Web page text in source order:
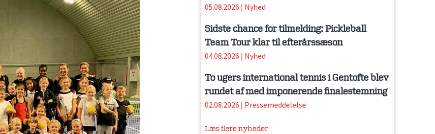
05.08.2026 | Nyhed
Sidste chance for tilmelding: Pickleball
Team Tour klar til efterårssæson
04.08.2026 | Nyhed
To ugers international tennis i Gentofte blev
rundet af med imponerende finalestemning
02.08.2026 | Pressemeddelelse
Læs flere nyheder